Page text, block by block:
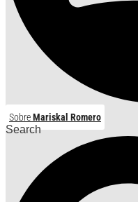
SobreMariskal Romero
Search